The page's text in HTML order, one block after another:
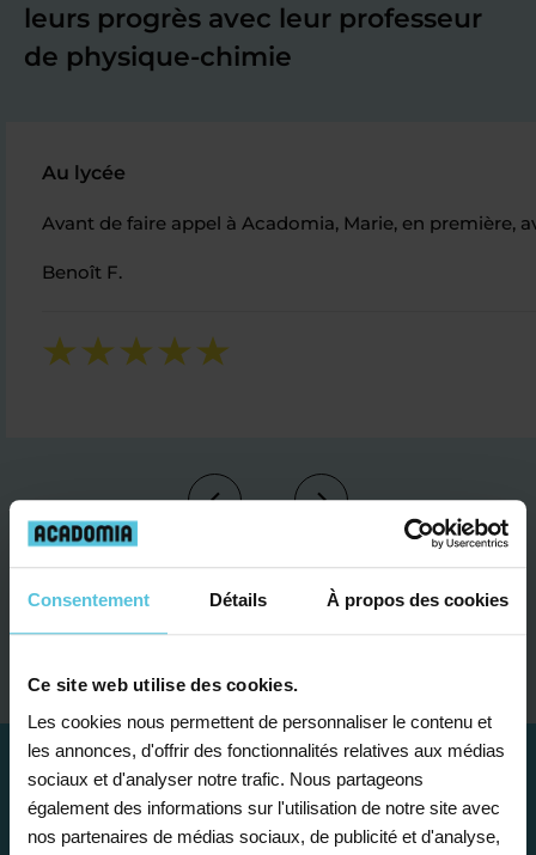
Consentement Détails À propos des cookies
Ce site web utilise des cookies.
Les cookies nous permettent de personnaliser le contenu et
les annonces, d'offrir des fonctionnalités relatives aux médias
sociaux et d'analyser notre trafic. Nous partageons
également des informations sur l'utilisation de notre site avec
nos partenaires de médias sociaux, de publicité et d'analyse,
leurs progrès avec leur professeur
de physique-chimie
Au lycée
Avant de faire appel à Acadomia, Marie, en
Benoît F.
Je contacte un conseiller